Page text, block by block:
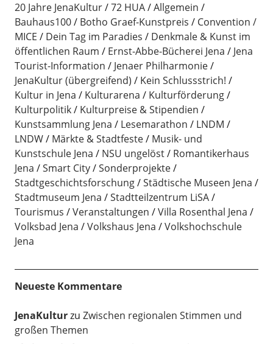
20 Jahre JenaKultur 72 HUA
Allgemein
Bauhaus100
Botho Graef-Kunstpreis
Convention /
MICE
Dein Tag im Paradies
Denkmale & Kunst im
öffentlichen Raum
Ernst-Abbe-Bücherei Jena
Jena
Tourist-Information
Jenaer Philharmonie
JenaKultur (übergreifend)
Kein Schlussstrich!
Kultur in Jena
Kulturarena
Kulturförderung
Kulturpolitik
Kulturpreise & Stipendien
Kunstsammlung Jena
Lesemarathon
LNDM
LNDW
Märkte & Stadtfeste
Musik- und
Kunstschule Jena
NSU ungelöst
Romantikerhaus
Jena
Smart City
Sonderprojekte
Stadtgeschichtsforschung
Städtische Museen Jena
Stadtmuseum Jena
Stadtteilzentrum LiSA
Tourismus
Veranstaltungen
Villa Rosenthal Jena
Volksbad Jena
Volkshaus Jena
Volkshochschule
Jena
Neueste Kommentare
JenaKulturzu Zwischen regionalen Stimmen und
großen Themen